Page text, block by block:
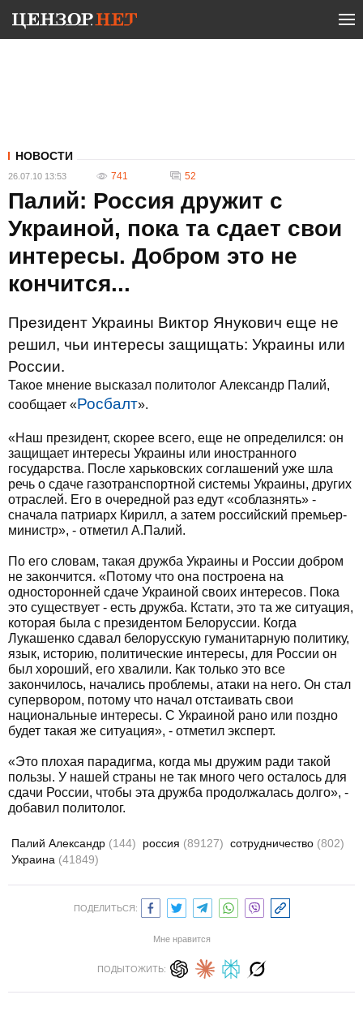
НОВОСТИ
26.07.10 13:53 741 52
Палий: Россия дружит с
Украиной, пока та сдает свои
интересы. Добром это не
кончится...
Президент Украины Виктор Янукович еще не
решил, чьи интересы защищать: Украины или
России.
Такое мнение высказал политолог Александр Палий,
сообщает «Росбалт».
«Наш президент, скорее всего, еще не определился: он
защищает интересы Украины или иностранного
государства. После харьковских соглашений уже шла
речь о сдаче газотранспортной системы Украины, других
отраслей. Его в очередной раз едут «соблазнять» -
сначала патриарх Кирилл, а затем российский премьер-
министр», - отметил А.Палий.
По его словам, такая дружба Украины и России добром
не закончится. «Потому что она построена на
односторонней сдаче Украиной своих интересов. Пока
это существует - есть дружба. Кстати, это та же ситуация,
которая была с президентом Белоруссии. Когда
Лукашенко сдавал белорусскую гуманитарную политику,
язык, историю, политические интересы, для России он
был хороший, его хвалили. Как только это все
закончилось, начались проблемы, атаки на него. Он стал
супервором, потому что начал отстаивать свои
национальные интересы. С Украиной рано или поздно
будет такая же ситуация», - отметил эксперт.
«Это плохая парадигма, когда мы дружим ради такой
пользы. У нашей страны не так много чего осталось для
сдачи России, чтобы эта дружба продолжалась долго», -
добавил политолог.
Палий Александр (144) россия (89127) сотрудничество (802)
Украина (41849)
ПОДЕЛИТЬСЯ:
Мне нравится
ПОДЫТОЖИТЬ: